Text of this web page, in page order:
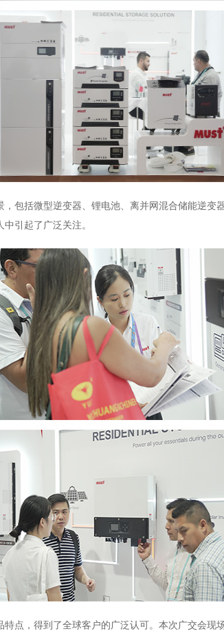
包括微型逆变器、锂电池、离并网混合储能逆变
引起了广泛关注。
点，得到了全球客户的广泛认可。本次广交会现